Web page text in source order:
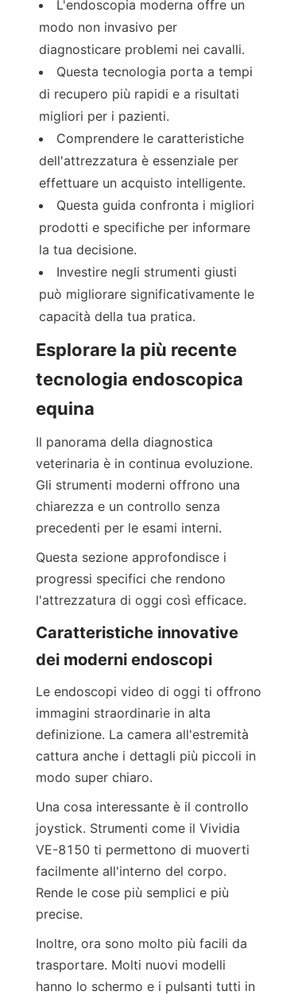
L'endoscopia moderna offre un
modo non invasivo per
diagnosticare problemi nei cavalli.
Questa tecnologia porta a tempi
di recupero più rapidi e a risultati
migliori per i pazienti.
Comprendere le caratteristiche
dell'attrezzatura è essenziale per
effettuare un acquisto intelligente.
Questa guida confronta i migliori
prodotti e specifiche per informare
la tua decisione.
Investire negli strumenti giusti
può migliorare significativamente le
capacità della tua pratica.
Esplorare la più recente
tecnologia endoscopica
equina
Il panorama della diagnostica
veterinaria è in continua evoluzione.
Gli strumenti moderni offrono una
chiarezza e un controllo senza
precedenti per le esami interni.
Questa sezione approfondisce i
progressi specifici che rendono
l'attrezzatura di oggi così efficace.
Caratteristiche innovative
dei moderni endoscopi
Le endoscopi video di oggi ti offrono
immagini straordinarie in alta
definizione. La camera all'estremità
cattura anche i dettagli più piccoli in
modo super chiaro.
Una cosa interessante è il controllo
joystick. Strumenti come il Vividia
VE-8150 ti permettono di muoverti
facilmente all'interno del corpo.
Rende le cose più semplici e più
precise.
Inoltre, ora sono molto più facili da
trasportare. Molti nuovi modelli
hanno lo schermo e i pulsanti tutti in